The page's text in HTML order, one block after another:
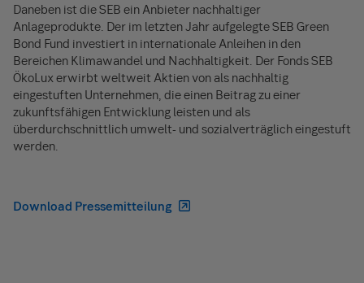
Daneben ist die SEB ein Anbieter nachhaltiger
Anlageprodukte. Der im letzten Jahr aufgelegte SEB Green
Bond Fund investiert in internationale Anleihen in den
Bereichen Klimawandel und Nachhaltigkeit. Der Fonds SEB
ÖkoLux erwirbt weltweit Aktien von als nachhaltig
eingestuften Unternehmen, die einen Beitrag zu einer
zukunftsfähigen Entwicklung leisten und als
überdurchschnittlich umwelt- und sozialverträglich eingestuft
werden.
Download Pressemitteilung